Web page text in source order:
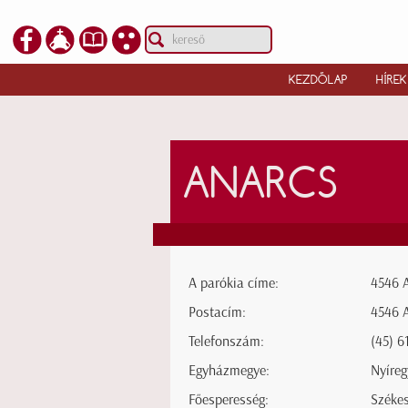
KEZDŐLAP HÍREK
ANARCS
A parókia címe:
4546
Postacím:
4546
Telefonszám:
(45)
Egyházmegye:
Főesperesség: